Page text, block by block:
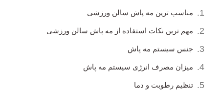
مناسب ترین مه پاش سالن ورزشی
مهم ترین نکات استفاده از مه پاش سالن ورزشی
جنس سیستم مه پاش
میزان مصرف انرژی سیستم مه پاش
تنظیم رطوبت و دما